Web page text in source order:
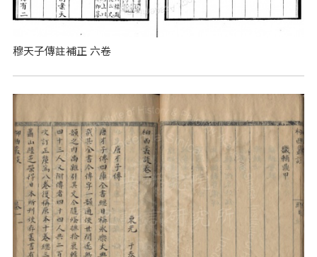
穆天子傳註補正 六卷